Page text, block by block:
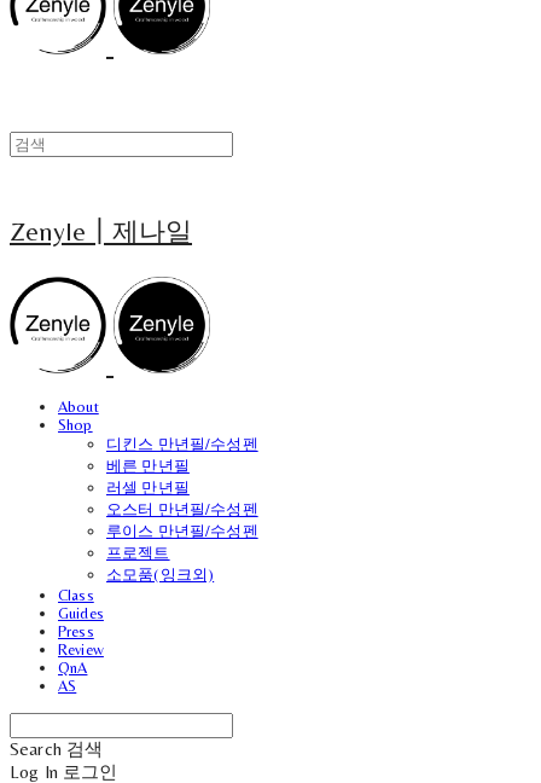
Zenyle┃제나일
About
Shop
디킨스 만년필/수성펜
베른 만년필
러셀 만년필
오스터 만년필/수성펜
루이스 만년필/수성펜
프로젝트
소모품(잉크외)
Class
Guides
Press
Review
QnA
AS
Search 검색
Log In 로그인